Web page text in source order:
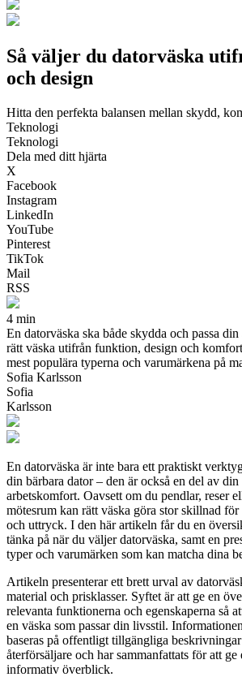
Så väljer du datorväska
och design
Hitta den perfekta balansen mellan skydd,
Teknologi
Teknologi
Dela med ditt hjärta
X
Facebook
Instagram
LinkedIn
YouTube
Pinterest
TikTok
Mail
RSS
4 min
En datorväska ska både skydda och passa
rätt väska utifrån funktion, design och
mest populära typerna och varumärkena på
Sofia Karlsson
Sofia
Karlsson
En datorväska är inte bara ett praktiskt
din bärbara dator – den är också en del av
arbetskomfort. Oavsett om du pendlar, reser
mötesrum kan rätt väska göra stor skillnad
och uttryck. I den här artikeln får du en
tänka på när du väljer datorväska, samt en
typer och varumärken som kan matcha dina
Artikeln presenterar ett brett urval av
material och prisklasser. Syftet är att ge en
relevanta funktionerna och egenskaperna så
en väska som passar din livsstil.
baseras på offentligt tillgängliga
återförsäljare och har sammanfattats för att
informativ överblick.